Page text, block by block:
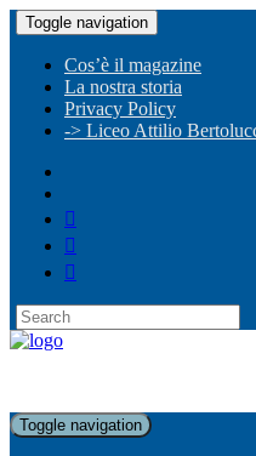
Toggle navigation
Cos’è il magazine
La nostra storia
Privacy Policy
-> Liceo Attilio
Toggle navigation